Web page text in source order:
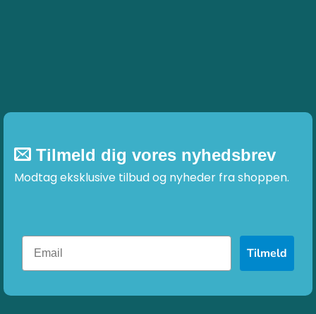
Tilmeld dig vores nyhedsbrev
Modtag eksklusive tilbud og nyheder fra shoppen.
Tilmeld